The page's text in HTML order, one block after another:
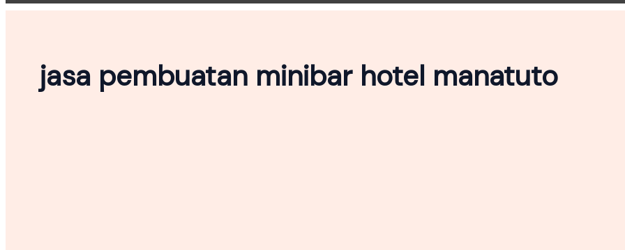
jasa pembuatan minibar hotel manatuto